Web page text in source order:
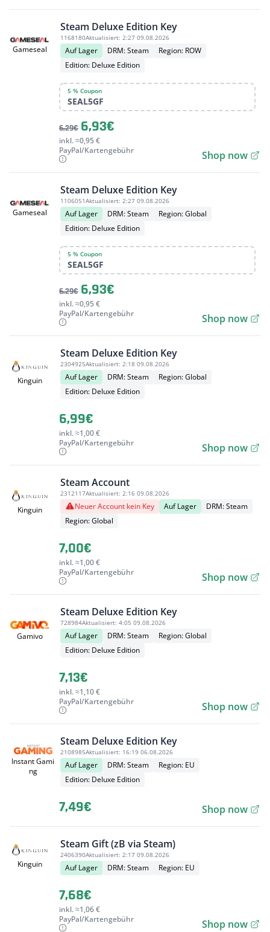
Gameseal
Steam Deluxe Edition Key
1168180Aktualisiert: 2:27 09.08.2026
Auf Lager DRM: Steam
Region: ROW
Edition: Deluxe Edition
5 % Coupon
SEAL5GF
6,29€ 6,93€
inkl. ≈0,95 €
PayPal/Kartengebühr
Shop now
Gameseal
Steam Deluxe Edition Key
1106051Aktualisiert: 2:27 09.08.2026
Auf Lager DRM: Steam
Region: Global
Edition: Deluxe Edition
5 % Coupon
SEAL5GF
6,29€ 6,93€
inkl. ≈0,95 €
PayPal/Kartengebühr
Shop now
Kinguin
Steam Deluxe Edition Key
2304925Aktualisiert: 2:18 09.08.2026
Auf Lager DRM: Steam
Region: Global
Edition: Deluxe Edition
6,99€
inkl. ≈1,00 €
PayPal/Kartengebühr
Shop now
Kinguin
Steam Account
2312117Aktualisiert: 2:16 09.08.2026
Neuer Account kein Key Auf Lager
DRM: Steam
Region: Global
7,00€
inkl. ≈1,00 €
PayPal/Kartengebühr
Shop now
Gamivo
Steam Deluxe Edition Key
728984Aktualisiert: 4:05 09.08.2026
Auf Lager DRM: Steam
Region: Global
Edition: Deluxe Edition
7,13€
inkl. ≈1,10 €
PayPal/Kartengebühr
Shop now
Instant Gami
ng
Steam Deluxe Edition Key
2108985Aktualisiert: 16:19 06.08.2026
Auf Lager DRM: Steam
Region: EU
Edition: Deluxe Edition
7,49€ Shop now
Kinguin
Steam Gift (zB via Steam)
2406390Aktualisiert: 2:17 09.08.2026
Auf Lager DRM: Steam Region: EU
7,68€
inkl. ≈1,06 €
PayPal/Kartengebühr
Shop now